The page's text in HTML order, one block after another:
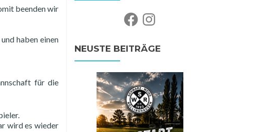
beenden wir
haben einen
für die
wird es wieder
FacebookInstagram
NEUSTE BEITRÄGE